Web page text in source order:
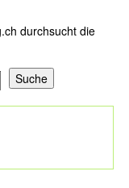
durchsucht die